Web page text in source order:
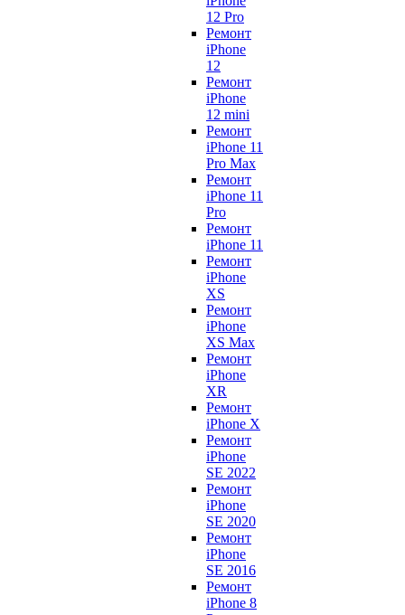
12 Pro
Ремонт
iPhone
12
Ремонт
iPhone
12 mini
Ремонт
iPhone 11
Pro Max
Ремонт
iPhone 11
Pro
Ремонт
iPhone 11
Ремонт
iPhone
XS
Ремонт
iPhone
XS Max
Ремонт
iPhone
XR
Ремонт
iPhone X
Ремонт
iPhone
SE 2022
Ремонт
iPhone
SE 2020
Ремонт
iPhone
SE 2016
Ремонт
iPhone 8